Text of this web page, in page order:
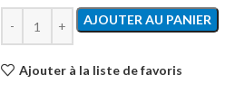
AJOUTER AU PANIER
Ajouter à la liste de favoris